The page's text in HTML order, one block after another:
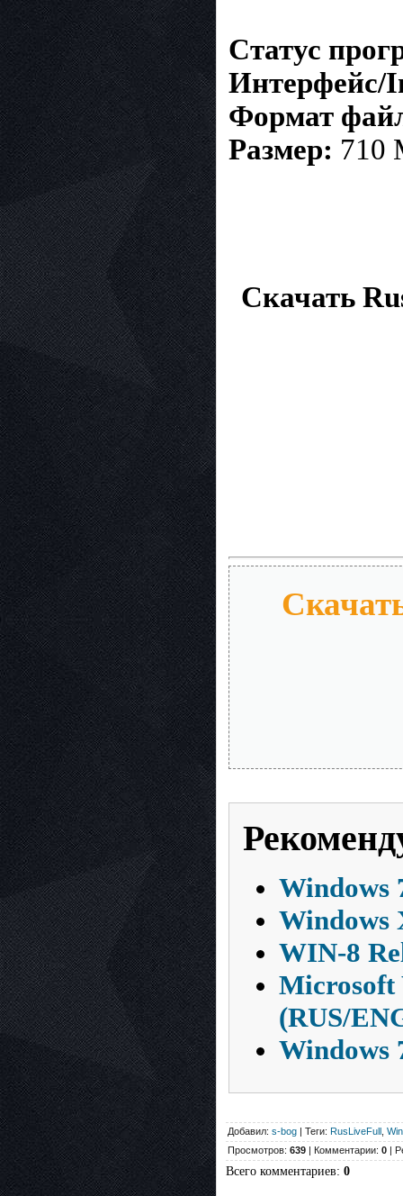
Статус
Интерфейс/
Формат
Размер: 710
Скачать
Windows
Windows
WIN-8
Microsoft
(RUS/
Windows
Добавил: s-bog | Теги: RusLiveFull
Просмотров: 639 | Комментарии: 0 |
Всего комментариев: 0